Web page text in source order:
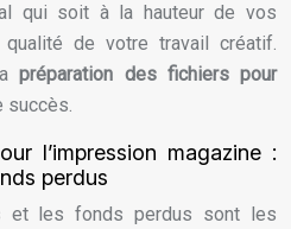
qui soit à la hauteur de vos
de votre travail créatif.
préparation des fichiers pour
succès.
l’impression magazine :
perdus
et les fonds perdus sont les